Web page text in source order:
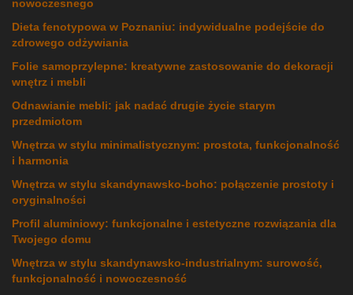
nowoczesnego
Dieta fenotypowa w Poznaniu: indywidualne podejście do
zdrowego odżywiania
Folie samoprzylepne: kreatywne zastosowanie do dekoracji
wnętrz i mebli
Odnawianie mebli: jak nadać drugie życie starym
przedmiotom
Wnętrza w stylu minimalistycznym: prostota, funkcjonalność
i harmonia
Wnętrza w stylu skandynawsko-boho: połączenie prostoty i
oryginalności
Profil aluminiowy: funkcjonalne i estetyczne rozwiązania dla
Twojego domu
Wnętrza w stylu skandynawsko-industrialnym: surowość,
funkcjonalność i nowoczesność